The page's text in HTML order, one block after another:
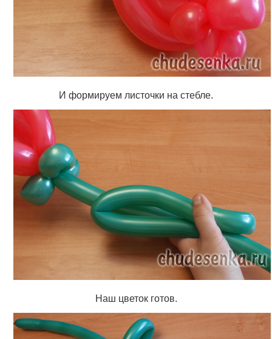
И формируем листочки на стебле.
Наш цветок готов.